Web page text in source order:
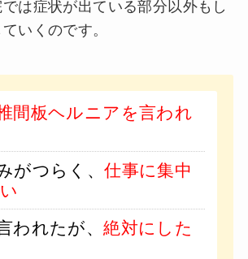
は症状が出ている部分以外もし
いくのです。
間板ヘルニアを言われ
がつらく、仕事に集中
われたが、絶対にした